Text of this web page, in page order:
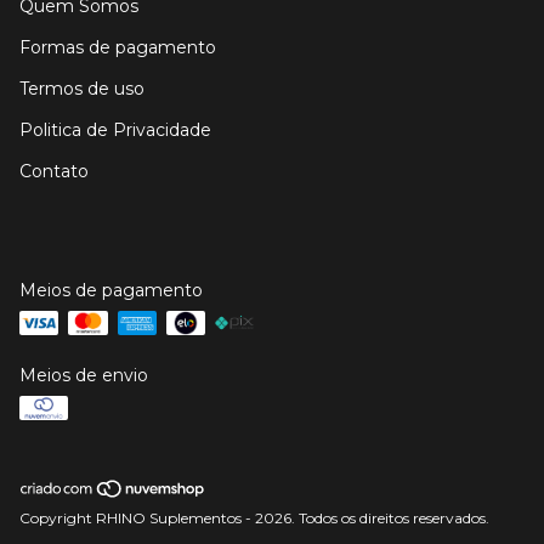
Quem Somos
Formas de pagamento
Termos de uso
Politica de Privacidade
Contato
Meios de pagamento
Meios de envio
Copyright RHINO Suplementos - 2026. Todos os direitos reservados.